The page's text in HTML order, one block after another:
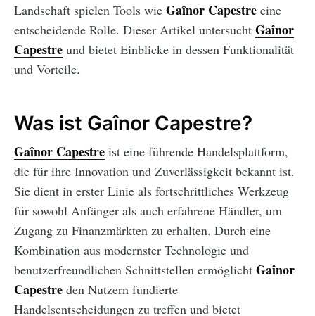
Landschaft spielen Tools wie Gaînor Capestre eine
entscheidende Rolle. Dieser Artikel untersucht Gaînor
Capestre und bietet Einblicke in dessen Funktionalität
und Vorteile.
Was ist Gaînor Capestre?
Gaînor Capestre ist eine führende Handelsplattform,
die für ihre Innovation und Zuverlässigkeit bekannt ist.
Sie dient in erster Linie als fortschrittliches Werkzeug
für sowohl Anfänger als auch erfahrene Händler, um
Zugang zu Finanzmärkten zu erhalten. Durch eine
Kombination aus modernster Technologie und
benutzerfreundlichen Schnittstellen ermöglicht Gaînor
Capestre den Nutzern fundierte
Handelsentscheidungen zu treffen und bietet